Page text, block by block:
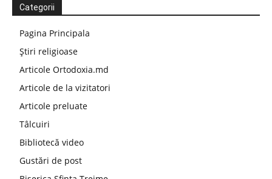
Categorii
Pagina Principala
Știri religioase
Articole Ortodoxia.md
Articole de la vizitatori
Articole preluate
Tâlcuiri
Bibliotecă video
Gustări de post